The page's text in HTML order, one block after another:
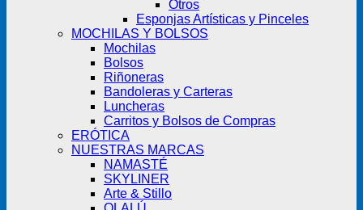
Otros
Esponjas Artísticas y Pinceles
MOCHILAS Y BOLSOS
Mochilas
Bolsos
Riñoneras
Bandoleras y Carteras
Luncheras
Carritos y Bolsos de Compras
ERÓTICA
NUESTRAS MARCAS
NAMASTÉ
SKYLINER
Arte & Stillo